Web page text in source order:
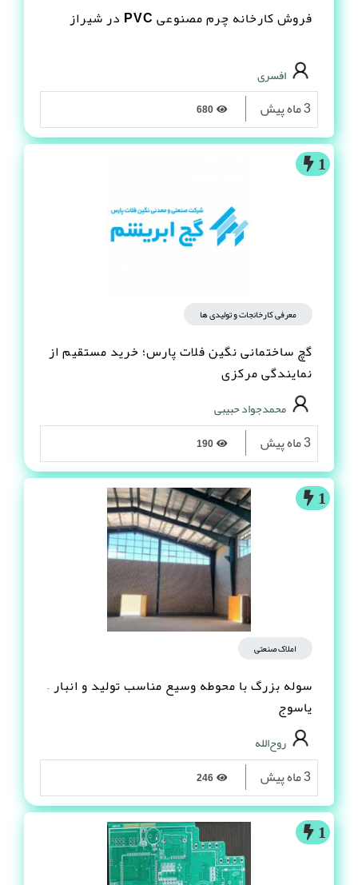
فروش کارخانه چرم مصنوعى PVC در شیراز
افسری
3 ماه پیش
1
معرفی کارخانجات و تولیدی ها
گچ ساختمانی نگین فلات پارس؛ خرید مستقیم از
نمایندگی مرکزی
محمدجواد حبیبی
3 ماه پیش
1
املاک صنعتی
سوله بزرگ با محوطه وسیع مناسب تولید و انبار –
یاسوج
روح‌الله
3 ماه پیش
1